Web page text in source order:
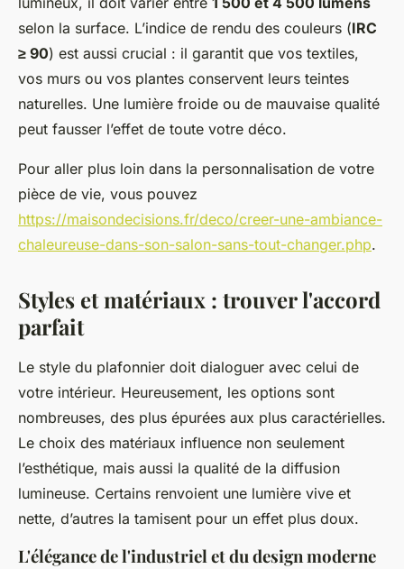
selon la surface. L’indice de rendu des couleurs (IRC
≥ 90) est aussi crucial : il garantit que vos textiles,
vos murs ou vos plantes conservent leurs teintes
naturelles. Une lumière froide ou de mauvaise qualité
peut fausser l’effet de toute votre déco.
Pour aller plus loin dans la personnalisation de votre
pièce de vie, vous pouvez
https://maisondecisions.fr/deco/creer-une-ambiance-
chaleureuse-dans-son-salon-sans-tout-changer.php.
Styles et matériaux : trouver l'accord
parfait
Le style du plafonnier doit dialoguer avec celui de
votre intérieur. Heureusement, les options sont
nombreuses, des plus épurées aux plus caractérielles.
Le choix des matériaux influence non seulement
l’esthétique, mais aussi la qualité de la diffusion
lumineuse. Certains renvoient une lumière vive et
nette, d’autres la tamisent pour un effet plus doux.
L'élégance de l'industriel et du design moderne